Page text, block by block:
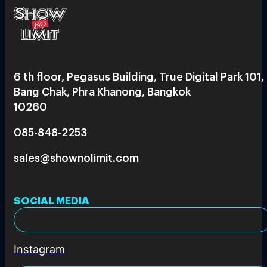
6 th floor, Pegasus Building, True Digital Park 101,
Bang Chak, Phra Khanong, Bangkok
10260
085-848-2253
sales@shownolimit.com
SOCIAL MEDIA
Instagram